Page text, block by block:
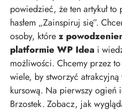
powiedzieć, że ten artykuł
hasłem „Zainspiruj się”.
osoby, którez
platformie WP Idea i
możliwości. Chcemy przez
wiele, by stworzyć
kursową. Na pierwszy ogień
Brzostek. Zobacz, jak